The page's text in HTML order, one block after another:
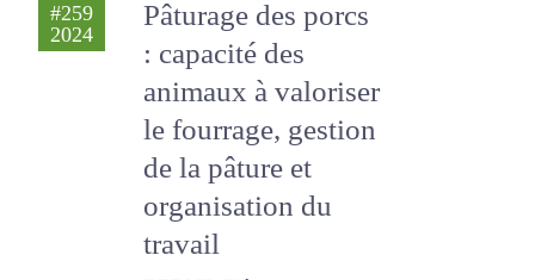
2024
: capacité des
animaux à
valoriser le
fourrage, gestion
de la pâture et
organisation du
travail